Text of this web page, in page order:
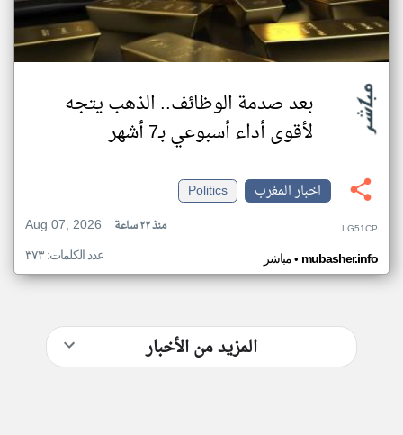
بعد صدمة الوظائف.. الذهب يتجه
لأقوى أداء أسبوعي بـ7 أشهر
اخبار المغرب
Politics
Aug 07, 2026
منذ ٢٢ ساعة LG51CP
مباشر• mubasher.info عدد الكلمات: ٣٧٣
المزيد من الأخبار